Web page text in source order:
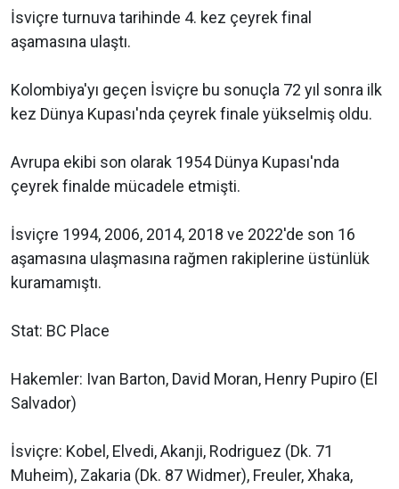
İsviçre turnuva tarihinde 4. kez çeyrek final
aşamasına ulaştı.
Kolombiya'yı geçen İsviçre bu sonuçla 72 yıl sonra ilk
kez Dünya Kupası'nda çeyrek finale yükselmiş oldu.
Avrupa ekibi son olarak 1954 Dünya Kupası'nda
çeyrek finalde mücadele etmişti.
İsviçre 1994, 2006, 2014, 2018 ve 2022'de son 16
aşamasına ulaşmasına rağmen rakiplerine üstünlük
kuramamıştı.
Stat: BC Place
Hakemler: Ivan Barton, David Moran, Henry Pupiro (El
Salvador)
İsviçre: Kobel, Elvedi, Akanji, Rodriguez (Dk. 71
Muheim), Zakaria (Dk. 87 Widmer), Freuler, Xhaka,